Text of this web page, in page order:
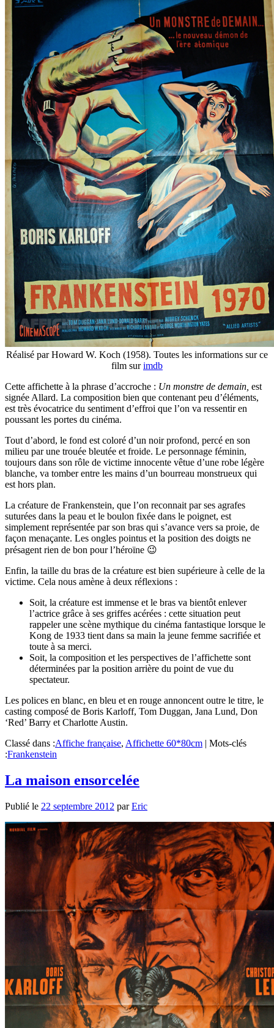
Réalisé par Howard W. Koch (1958). Toutes les informations sur ce
film surimdb
Cette affichette à la phrase d’accroche : Un monstre de demain, est
signée Allard. La composition bien que contenant peu d’éléments,
est très évocatrice du sentiment d’effroi que l’on va ressentir en
poussant les portes du cinéma.
Tout d’abord, le fond est coloré d’un noir profond, percé en son
milieu par une trouée bleutée et froide. Le personnage féminin,
toujours dans son rôle de victime innocente vêtue d’une robe légère
blanche, va tomber entre les mains d’un bourreau monstrueux qui
est hors plan.
La créature de Frankenstein, que l’on reconnait par ses agrafes
suturées dans la peau et le boulon fixée dans le poignet, est
simplement représentée par son bras qui s’avance vers sa proie, de
façon menaçante. Les ongles pointus et la position des doigts ne
présagent rien de bon pour l’héroïne 😉
Enfin, la taille du bras de la créature est bien supérieure à celle de la
victime. Cela nous amène à deux réflexions :
Soit, la créature est immense et le bras va bientôt enlever
l’actrice grâce à ses griffes acérées : cette situation peut
rappeler une scène mythique du cinéma fantastique lorsque le
Kong de 1933 tient dans sa main la jeune femme sacrifiée et
toute à sa merci.
Soit, la composition et les perspectives de l’affichette sont
déterminées par la position arrière du point de vue du
spectateur.
Les polices en blanc, en bleu et en rouge annoncent outre le titre, le
casting composé de Boris Karloff, Tom Duggan, Jana Lund, Don
‘Red’ Barry et Charlotte Austin.
Classé dans :Affiche française, Affichette 60*80cm | Mots-clés
:Frankenstein
La maison ensorcelée
Publié le 22 septembre 2012 parEric